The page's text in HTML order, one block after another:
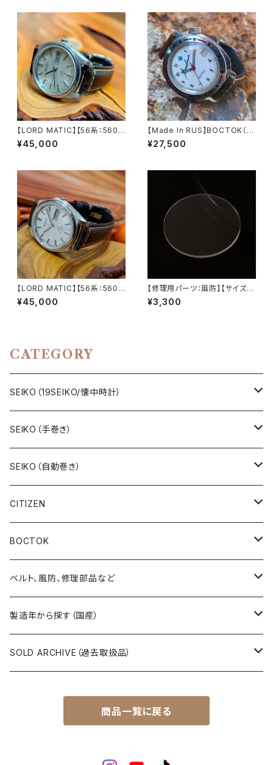
ルト OYSTER/オイスタースタ
1976年 3月製造【ac7019-73
50-4】
【LORD MATIC】【56系：5606
-7072】【サファイアクリスタル】
SEIKO/セイコーロードマチック
訪工場 1974年 1月製造製造 ア
ンティークウォッチ 中三針 レザ
ーベルト メンズウォッチ【lm560
6-7072-1】
¥45,000
【Made In RUS】BOCTOK（ボ
ストーク）Komandirskie/コマ
ンダスキー ロシアミリタリーウォ
時【kmnd-wh1-1】
¥27,500
【LORD MATIC】【56系：5606
-7070】【サファイアクリスタル】
SEIKO/セイコーロードマチック
ベルト メンズウォッチ【5606-7
070-1】
¥45,000
【修理用パーツ：風防】【サイズ：
直径30mm】SEIKO、CITIZEN
など、修理、交換用風防 直径30
¥3,300
CATEGORY
SEIKO（19SEIKO/懐中時計）
19SEIKO（7石）
19SEIKO（15石）
19SEIKO（21石）
その他の懐中時計
SEIKO（手巻き）
キングセイコー（KINGSEIKO）
クラウン（CROWN）
クロノス（CRONOS）
スカイライナー（SKYLINER）
スポーツマン（SPORTSMAN）
チャンピオン（CHAMPION）
ユニーク（UNIQUE）
SEIKO（自動巻き）
5アクタス（5ACTUS）
5”スポーツ”（5”SPORTS”）
5デラックス（DX）
スポーツマチック（SPORTSMATIC）
セイコーマチック（SEIKOMATIC）
プレスマチック（PRESSMATIC）
CITIZEN
手巻き腕時計
自動巻き腕時計
BOCTOK
Amphibia/アンフィビア
Komandirskie/コマンダスキー
Komandirskie Jr/コマンダスキージュニア
ベルト、風防、修理部品など
ステンレスベルト
風防（修理、交換用）
製造年から探す（国産）
1940年代
SOLD ARCHIVE（過去取扱品）
商品一覧に戻る